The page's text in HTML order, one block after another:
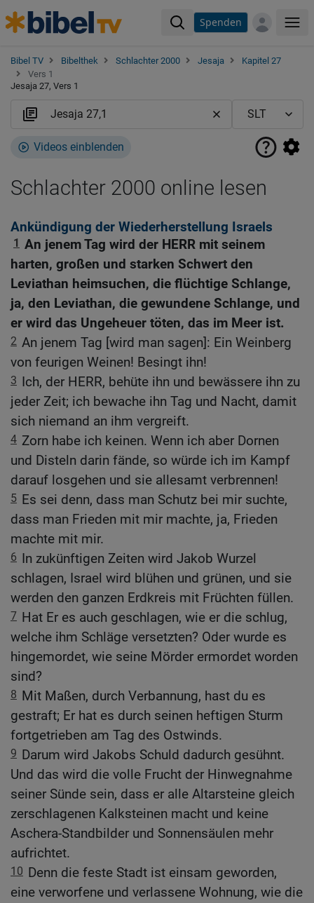
Spenden
Bibel TV Bibelthek Schlachter 2000 Jesaja
Kapitel 27
Vers 1
Jesaja 27, Vers 1
Videos einblenden
Schlachter 2000 online lesen
Ankündigung der Wiederherstellung Israels
1 An jenem Tag wird der HERR mit seinem
harten, großen und starken Schwert den
Leviathan heimsuchen, die flüchtige Schlange,
ja, den Leviathan, die gewundene Schlange, und
er wird das Ungeheuer töten, das im Meer ist.
2 An jenem Tag [wird man sagen]: Ein Weinberg
von feurigen Weinen! Besingt ihn!
3 Ich, der HERR, behüte ihn und bewässere ihn zu
jeder Zeit; ich bewache ihn Tag und Nacht, damit
sich niemand an ihm vergreift.
4 Zorn habe ich keinen. Wenn ich aber Dornen
und Disteln darin fände, so würde ich im Kampf
darauf losgehen und sie allesamt verbrennen!
5 Es sei denn, dass man Schutz bei mir suchte,
dass man Frieden mit mir machte, ja, Frieden
machte mit mir.
6 In zukünftigen Zeiten wird Jakob Wurzel
schlagen, Israel wird blühen und grünen, und sie
werden den ganzen Erdkreis mit Früchten füllen.
7 Hat Er es auch geschlagen, wie er die schlug,
welche ihm Schläge versetzten? Oder wurde es
hingemordet, wie seine Mörder ermordet worden
sind?
8 Mit Maßen, durch Verbannung, hast du es
gestraft; Er hat es durch seinen heftigen Sturm
fortgetrieben am Tag des Ostwinds.
9 Darum wird Jakobs Schuld dadurch gesühnt.
Und das wird die volle Frucht der Hinwegnahme
seiner Sünde sein, dass er alle Altarsteine gleich
zerschlagenen Kalksteinen macht und keine
Aschera-Standbilder und Sonnensäulen mehr
aufrichtet.
10 Denn die feste Stadt ist einsam geworden,
eine verworfene und verlassene Wohnung, wie die